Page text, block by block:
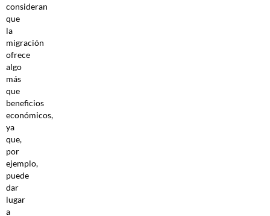
consideran
que
la
migración
ofrece
algo
más
que
beneficios
económicos,
ya
que,
por
ejemplo,
puede
dar
lugar
a